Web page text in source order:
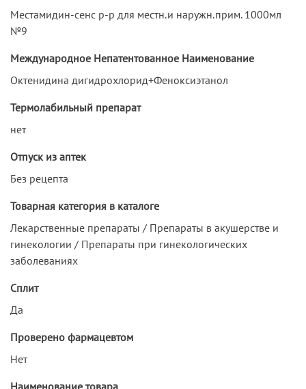
Местамидин-сенс р-р для местн.и наружн.прим. 1000мл
№9
Международное Непатентованное Наименование
Октенидина дигидрохлорид+Феноксиэтанол
Термолабильный препарат
нет
Отпуск из аптек
Без рецепта
Товарная категория в каталоге
Лекарственные препараты / Препараты в акушерстве и
гинекологии / Препараты при гинекологических
заболеваниях
Сплит
Да
Проверено фармацевтом
Нет
Наименование товара